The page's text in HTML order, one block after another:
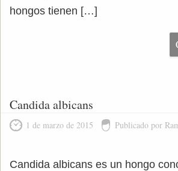
hongos tienen […]
Candida albicans
1 de marzo de 2015 Publicado por
Candida albicans es un hongo